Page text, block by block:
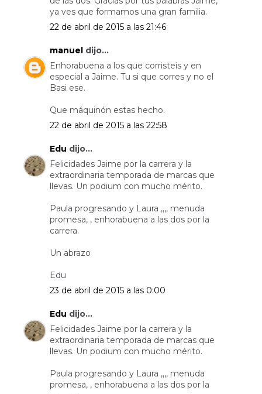
ya ves que formamos una gran familia.
22 de abril de 2015 a las 21:46
manuel dijo...
Enhorabuena a los que corristeis y en
especial a Jaime. Tu si que corres y no el
Basi ese.
Que máquinón estas hecho.
22 de abril de 2015 a las 22:58
Edu dijo...
Felicidades Jaime por la carrera y la
extraordinaria temporada de marcas que
llevas. Un podium con mucho mérito.
Paula progresando y Laura ,,,, menuda
promesa, , enhorabuena a las dos por la
carrera.
Un abrazo
Edu
23 de abril de 2015 a las 0:00
Edu dijo...
Felicidades Jaime por la carrera y la
extraordinaria temporada de marcas que
llevas. Un podium con mucho mérito.
Paula progresando y Laura ,,,, menuda
promesa, , enhorabuena a las dos por la